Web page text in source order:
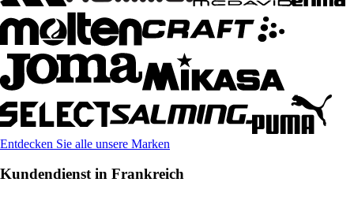
Entdecken Sie alle unsere Marken
Kundendienst in Frankreich